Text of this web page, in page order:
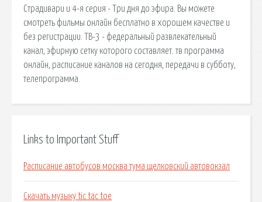
Страдивари и 4-я серия - Три дня до эфира. Вы можете
смотреть фильмы онлайн бесплатно в хорошем качестве и
без регистрации. ТВ-3 - федеральный развлекательный
канал, эфирную сетку которого составляет. тв программа
онлайн, расписание каналов на сегодня, передачи в субботу,
телепрограмма.
Links to Important Stuff
Расписание автобусов москва тума щелковский автовокзал
Скачать музыку tic tac toe